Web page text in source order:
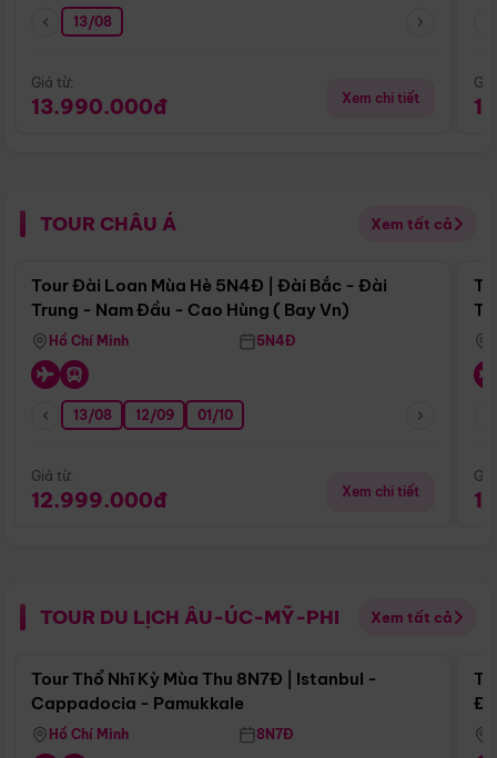
13/08
Giá từ:
13.990.000đ Xem chi tiết
TOUR CHÂU Á Xem tất cả
Điểm nổi bật
Tour Đài Loan Mùa Hè 5N4Đ | Đài Bắc - Đài
Trung - Nam Đầu - Cao Hùng ( Bay Vn)
Hồ Chí Minh 5N4Đ
13/08 12/09 01/10
Giá từ:
12.999.000đ Xem chi tiết
TOUR DU LỊCH ÂU-ÚC-MỸ-PHI Xem tất cả
Điểm nổi bật
Tour Thổ Nhĩ Kỳ Mùa Thu 8N7Đ | Istanbul -
Cappadocia - Pamukkale
Hồ Chí Minh 8N7Đ